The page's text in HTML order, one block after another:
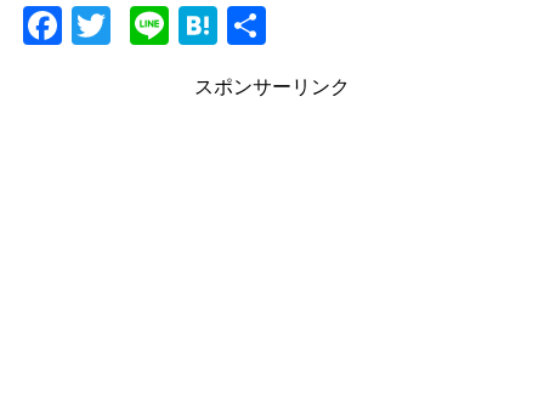
F
Li
H
e
スポンサーリンク